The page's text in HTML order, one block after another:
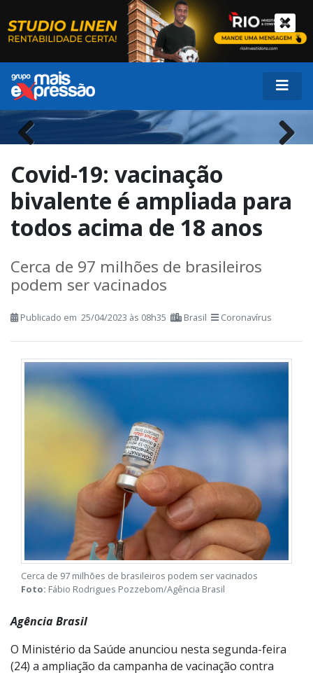
Previous
Covid-19: vacinação
bivalente é ampliada para
todos acima de 18 anos
Cerca de 97 milhões de brasileiros
podem ser vacinados
Cerca de 97 milhões de brasileiros podem ser vacinados
Agência Brasil
O Ministério da Saúde anunciou nesta segunda-feira